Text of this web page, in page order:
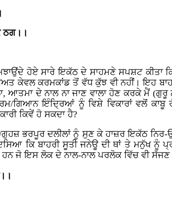
ਠਗ।।
ਹੋਏ ਸਾਰੇ ਇਕੱਠ ਦੇ ਸਾਹਮਣੇ ਸਪਸ਼ਟ ਕੀਤਾ
ਕੇਵਲ ਕਰਮਕਾਂਡ ਤੋਂ ਵੱਧ ਕੁੱਝ ਵੀ ਨਹੀਂ। ਇਹ
ਆਤਮਾ ਦੇ ਨਾਲ ਨਾ ਜਾਣ ਵਾਲਾ ਹੋਣ ਕਰਕੇ ਮੈਂ
ਗਿਆਨ ਇੰਦ੍ਰਿਆਂ ਨੂੰ ਵਿਸ਼ੇ ਵਿਕਾਰਾਂ ਵਲੋਂ
ਕਿਵੇਂ ਹੋ ਸਕਦਾ ਹੈ?
ਭਰਪੂਰ ਦਲੀਲਾਂ ਨੂੰ ਸੁਣ ਕੇ ਹਾਜ਼ਰ ਇਕੱਠ
ਕਿ ਬਾਹਰੀ ਸੂਤੀ ਜਨੇਊ ਦੀ ਥਾਂ ਤੇ ਮਨੁੱਖ
ਜੋ ਇਸ ਲੋਕ ਦੇ ਨਾਲ-ਨਾਲ ਪਰਲੋਕ ਵਿੱਚ ਵੀ